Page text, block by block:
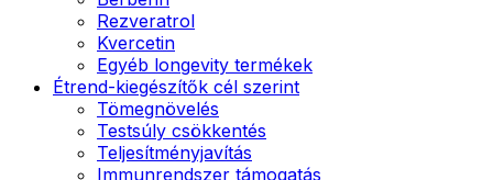
Rezveratrol
Kvercetin
Egyéb longevity termékek
Étrend-kiegészítők cél szerint
Tömegnövelés
Testsúly csökkentés
Teljesítményjavítás
Immunrendszer támogatás